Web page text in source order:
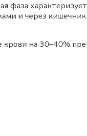
фаза
и через
крови на 30–40%